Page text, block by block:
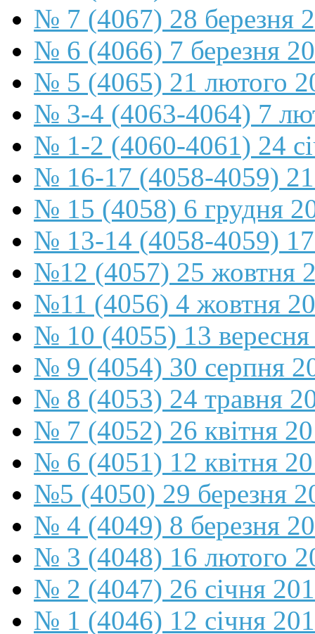
№ 7 (4067) 28 березня
№ 6 (4066) 7 березня
№ 5 (4065) 21 лютого
№ 3-4 (4063-4064) 7
№ 1-2 (4060-4061) 24
№ 16-17 (4058-4059) 21
№ 15 (4058) 6 грудня
№ 13-14 (4058-4059) 17
№12 (4057) 25 жовтня
№11 (4056) 4 жовтня
№ 10 (4055) 13
№ 9 (4054) 30 серпня
№ 8 (4053) 24 травня
№ 7 (4052) 26 квітня
№ 6 (4051) 12 квітня
№5 (4050) 29 березня
№ 4 (4049) 8 березня
№ 3 (4048) 16 лютого
№ 2 (4047) 26 січня
№ 1 (4046) 12 січня